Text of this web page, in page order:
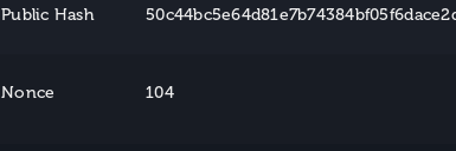
Public Hash
Nonce 104